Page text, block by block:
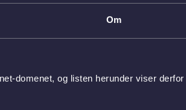
Om
domenet, og listen herunder viser derfor